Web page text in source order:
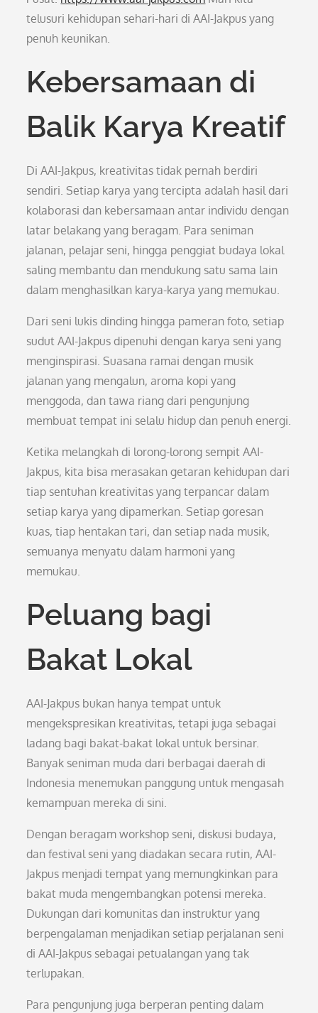
telusuri kehidupan sehari-hari di AAI-Jakpus yang
penuh keunikan.
Kebersamaan di
Balik Karya Kreatif
Di AAI-Jakpus, kreativitas tidak pernah berdiri
sendiri. Setiap karya yang tercipta adalah hasil dari
kolaborasi dan kebersamaan antar individu dengan
latar belakang yang beragam. Para seniman
jalanan, pelajar seni, hingga penggiat budaya lokal
saling membantu dan mendukung satu sama lain
dalam menghasilkan karya-karya yang memukau.
Dari seni lukis dinding hingga pameran foto, setiap
sudut AAI-Jakpus dipenuhi dengan karya seni yang
menginspirasi. Suasana ramai dengan musik
jalanan yang mengalun, aroma kopi yang
menggoda, dan tawa riang dari pengunjung
membuat tempat ini selalu hidup dan penuh energi.
Ketika melangkah di lorong-lorong sempit AAI-
Jakpus, kita bisa merasakan getaran kehidupan dari
tiap sentuhan kreativitas yang terpancar dalam
setiap karya yang dipamerkan. Setiap goresan
kuas, tiap hentakan tari, dan setiap nada musik,
semuanya menyatu dalam harmoni yang
memukau.
Peluang bagi
Bakat Lokal
AAI-Jakpus bukan hanya tempat untuk
mengekspresikan kreativitas, tetapi juga sebagai
ladang bagi bakat-bakat lokal untuk bersinar.
Banyak seniman muda dari berbagai daerah di
Indonesia menemukan panggung untuk mengasah
kemampuan mereka di sini.
Dengan beragam workshop seni, diskusi budaya,
dan festival seni yang diadakan secara rutin, AAI-
Jakpus menjadi tempat yang memungkinkan para
bakat muda mengembangkan potensi mereka.
Dukungan dari komunitas dan instruktur yang
berpengalaman menjadikan setiap perjalanan seni
di AAI-Jakpus sebagai petualangan yang tak
terlupakan.
Para pengunjung juga berperan penting dalam